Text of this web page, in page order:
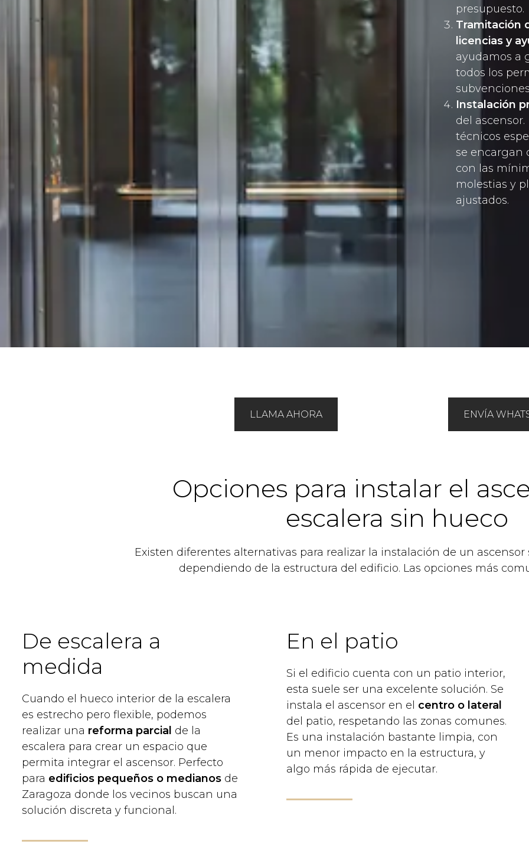
presupuesto.
Tramitación
licencias y
ayudamos a
todos los
Instalación
del ascensor.
técnicos
se encargan
con las
molestias y
ajustados.
LLAMA AHORA ENVÍA
Opciones para instalar el
escalera sin hueco
Existen diferentes alternativas para realizar la instalación de un ascensor
dependiendo de la estructura del edificio. Las opciones más
De escalera a
medida
Cuando el hueco interior de la escalera
es estrecho pero flexible, podemos
realizar una reforma parcial de la
escalera para crear un espacio que
permita integrar el ascensor. Perfecto
para edificios pequeños o medianos de
Zaragoza donde los vecinos buscan una
solución discreta y funcional.
En el patio
Si el edificio cuenta con un patio interior,
esta suele ser una excelente solución. Se
instala el ascensor en el centro o lateral
del patio, respetando las zonas comunes.
Es una instalación bastante limpia, con
un menor impacto en la estructura, y
algo más rápida de ejecutar.